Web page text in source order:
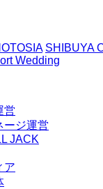
SHIBUYA
Wedding
営
ージ運営
JACK
ア